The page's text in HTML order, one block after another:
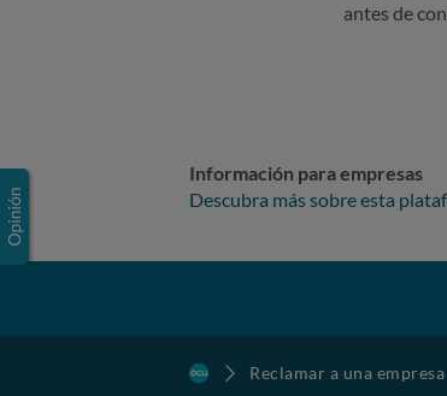
antes de
Información para empresas
Descubra más sobre esta
Reclamar a una empresa